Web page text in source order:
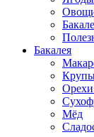
Бакалея
Орехи
Мёд